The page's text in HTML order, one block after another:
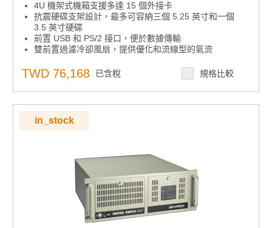
4U 機架式機箱支援多達 15 個外接卡
抗震硬碟支架設計，最多可容納三個 5.25 英寸和一個
3.5 英寸硬碟
前置 USB 和 PS/2 接口，便於數據傳輸
雙前置過濾冷卻風扇，提供優化和流線型的氣流
可上鎖防止未經授權進入
支援80+ 單電源或高達 500W備援電源
TWD 76,168 已含稅 規格比較
in_stock